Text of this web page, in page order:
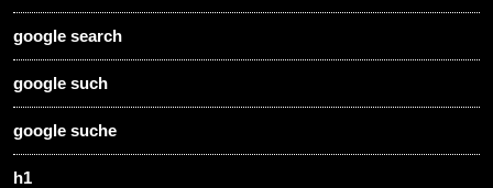
google search
google such
google suche
h1